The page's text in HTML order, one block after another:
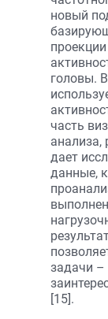
новый
головы.
часть
анализа,
дает
данные,
задачи –
[15].